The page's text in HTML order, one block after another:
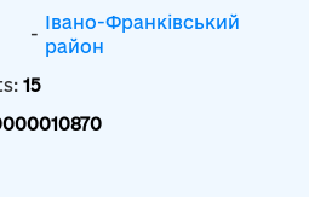
-
Івано-Франківський
район
15